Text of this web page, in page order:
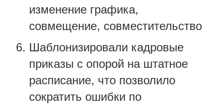
изменение графика,
совмещение, совместительство
Шаблонизировали кадровые
приказы с опорой на штатное
расписание, что позволило
сократить ошибки по